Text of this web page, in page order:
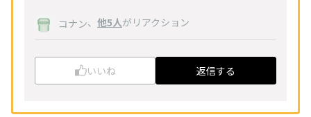
コナン、 他5人がリアクション
いいね 返信する